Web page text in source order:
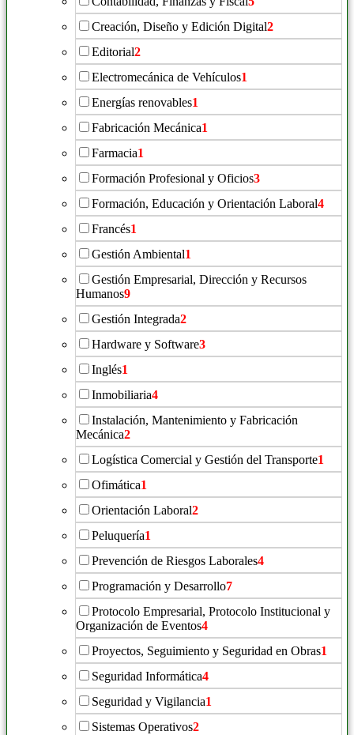
Creación, Diseño y Edición Digital2
Editorial2
Electromecánica de Vehículos1
Energías renovables1
Fabricación Mecánica1
Farmacia1
Formación Profesional y Oficios3
Formación, Educación y Orientación Laboral4
Francés1
Gestión Ambiental1
Gestión Empresarial, Dirección y Recursos
Humanos9
Gestión Integrada2
Hardware y Software3
Inglés1
Inmobiliaria4
Instalación, Mantenimiento y Fabricación
Mecánica2
Logística Comercial y Gestión del Transporte1
Ofimática1
Orientación Laboral2
Peluquería1
Prevención de Riesgos Laborales4
Programación y Desarrollo7
Protocolo Empresarial, Protocolo Institucional y
Organización de Eventos4
Proyectos, Seguimiento y Seguridad en Obras1
Seguridad Informática4
Seguridad y Vigilancia1
Sistemas Operativos2